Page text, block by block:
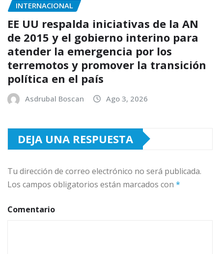
INTERNACIONAL
EE UU respalda iniciativas de la AN
de 2015 y el gobierno interino para
atender la emergencia por los
terremotos y promover la transición
política en el país
Asdrubal Boscan Ago 3, 2026
DEJA UNA RESPUESTA
Tu dirección de correo electrónico no será publicada.
Los campos obligatorios están marcados con *
Comentario